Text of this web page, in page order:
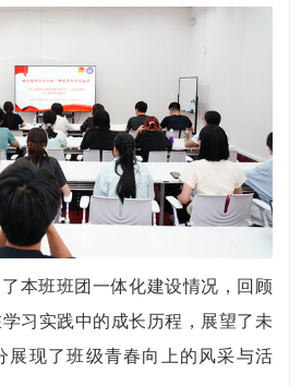
本班班团一体化建设情况，回顾
习实践中的成长历程，展望了未
展现了班级青春向上的风采与活